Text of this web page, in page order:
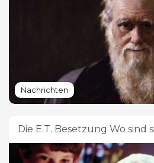
Nachrichten
Die E.T. Besetzung Wo sind